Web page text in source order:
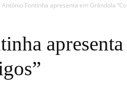
António Fontinha apresenta em Grândola